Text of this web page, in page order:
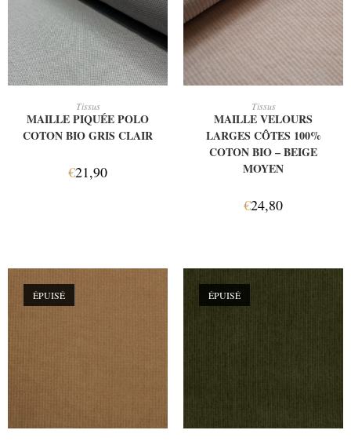
Tissus
MAILLE PIQUÉE POLO
COTON BIO GRIS CLAIR
€21,90
Tissus
MAILLE VELOURS
LARGES CÔTES 100%
COTON BIO – BEIGE
MOYEN
€24,80
ÉPUISÉ ÉPUISÉ